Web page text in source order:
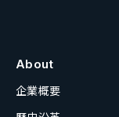
About
企業概要